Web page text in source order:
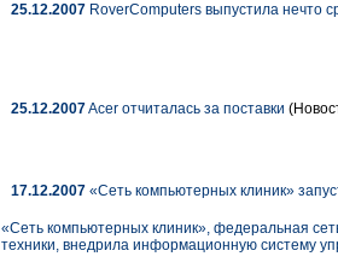
25.12.2007 RoverComputers выпустила нечто
25.12.2007Acer отчиталась за поставки
17.12.2007 «Сеть компьютерных клиник»
«Сеть компьютерных клиник», федеральная
техники, внедрила информационную систему